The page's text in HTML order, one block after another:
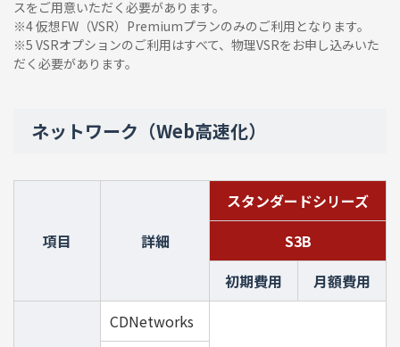
スをご用意いただく必要があります。
※4 仮想FW（VSR）Premiumプランのみのご利用となります。
※5 VSRオプションのご利用はすべて、物理VSRをお申し込みいた
だく必要があります。
ネットワーク（Web高速化）
項目 詳細
スタンダードシリーズ
S3B
初期費用
月額費用
CDNetworks